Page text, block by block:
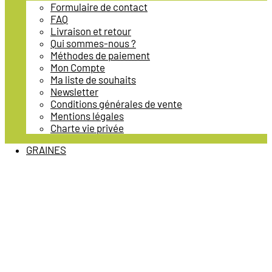
Formulaire de contact
FAQ
Livraison et retour
Qui sommes-nous ?
Méthodes de paiement
Mon Compte
Ma liste de souhaits
Newsletter
Conditions générales de vente
Mentions légales
Charte vie privée
GRAINES